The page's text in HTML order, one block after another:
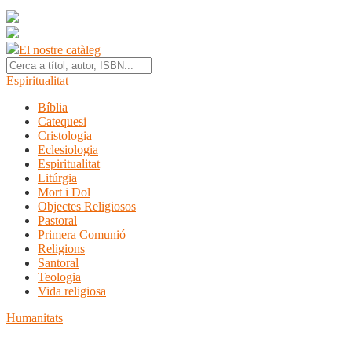
El nostre catàleg
Espiritualitat
Bíblia
Catequesi
Cristologia
Eclesiologia
Espiritualitat
Litúrgia
Mort i Dol
Objectes Religiosos
Pastoral
Primera Comunió
Religions
Santoral
Teologia
Vida religiosa
Humanitats